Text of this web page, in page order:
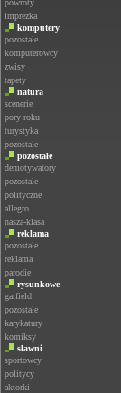
powroty
imprezka
komputery
pozostałe
komputerowcy
zwisy
tapety
natura
scenerie
pory roku
turystyka
pozostałe
pozostałe
demotywatory
pozostałe
polityczne
allegro
nasza-klasa
reklama
pozostałe
reklama
parodie
rysunkowe
garfield
pozostałe
karykatury
komiksy
sławni
sportowcy
politycy
aktorki